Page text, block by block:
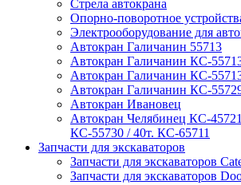
Стрела автокрана
Опорно-поворотное
Электрооборудование для
Автокран Галичанин 55713
Автокран Галичанин КС-
Автокран Галичанин КС-
Автокран Галичанин КС-
Автокран Ивановец
Автокран Челябинец КС-
КС-55730 / 40т. КС-65711
Запчасти для экскаваторов
Запчасти для экскаваторов
Запчасти для экскаваторов